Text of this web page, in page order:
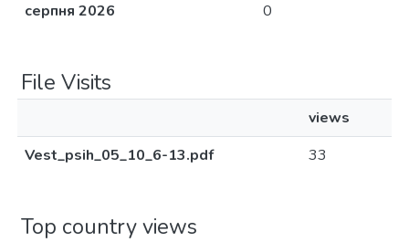
серпня 2026
0
File Visits
views
Vest_psih_05_10_6-13.pdf
33
Top country views